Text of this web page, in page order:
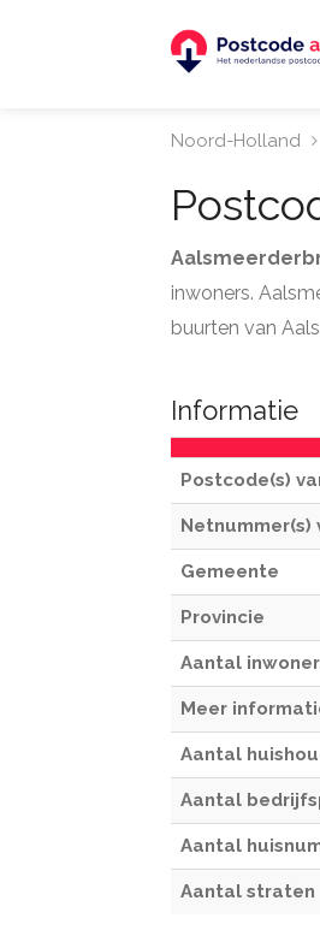
Noord-Holland
inwoners.
buurten van
Informatie
Postcode(s)
Netnummer(s)
Gemeente
Provincie
Aantal
Meer
Aantal
Aantal
Aantal
Aantal straten